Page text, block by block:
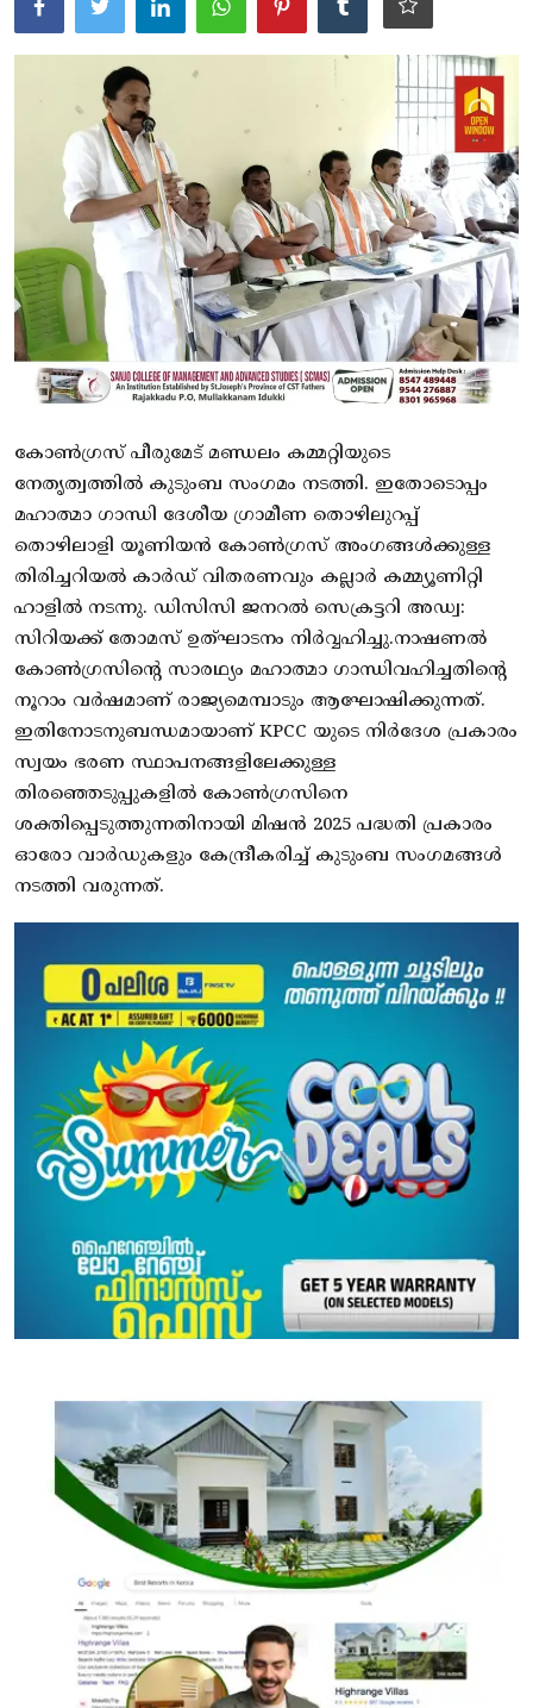
ആരോഗ്യം
സാങ്കേതിക വിദ്യ
Gallery
കോൺഗ്രസ് പീരുമേട് മണ്ഡലം കമ്മറ്റിയുടെ
നേതൃത്വത്തിൽ കുടുംബ സംഗമം നടത്തി. ഇതോടൊപ്പം
മഹാത്മാ ഗാന്ധി ദേശീയ ഗ്രാമീണ തൊഴിലുറപ്പ്
തൊഴിലാളി യൂണിയൻ കോൺഗ്രസ് അംഗങ്ങൾക്കുള്ള
തിരിച്ചറിയൽ കാർഡ് വിതരണവും കല്ലാർ കമ്മ്യൂണിറ്റി
ഹാളിൽ നടന്നു. ഡിസിസി ജനറൽ സെക്രട്ടറി അഡ്വ:
സിറിയക്ക് തോമസ് ഉത്ഘാടനം നിർവ്വഹിച്ചു.നാഷണൽ
കോൺഗ്രസിന്റെ സാരഥ്യം മഹാത്മാ ഗാന്ധിവഹിച്ചതിന്റെ
നൂറാം വർഷമാണ് രാജ്യമെമ്പാടും ആഘോഷിക്കുന്നത്.
ഇതിനോടനുബന്ധമായാണ് KPCC യുടെ നിർദേശ പ്രകാരം
സ്വയം ഭരണ സ്ഥാപനങ്ങളിലേക്കുള്ള
തിരഞ്ഞെടുപ്പുകളിൽ കോൺഗ്രസിനെ
ശക്തിപ്പെടുത്തുന്നതിനായി മിഷൻ 2025 പദ്ധതി പ്രകാരം
ഓരോ വാർഡുകളും കേന്ദ്രീകരിച്ച് കുടുംബ സംഗമങ്ങൾ
നടത്തി വരുന്നത്.